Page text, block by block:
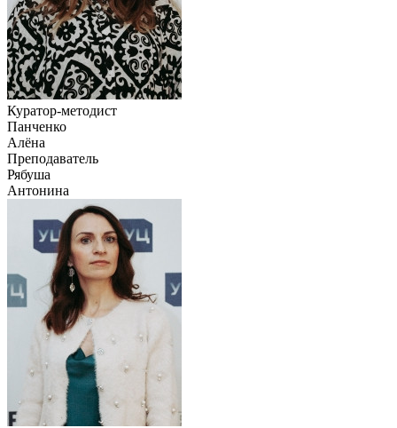
Куратор-методист
Панченко
Алёна
Преподаватель
Рябуша
Антонина